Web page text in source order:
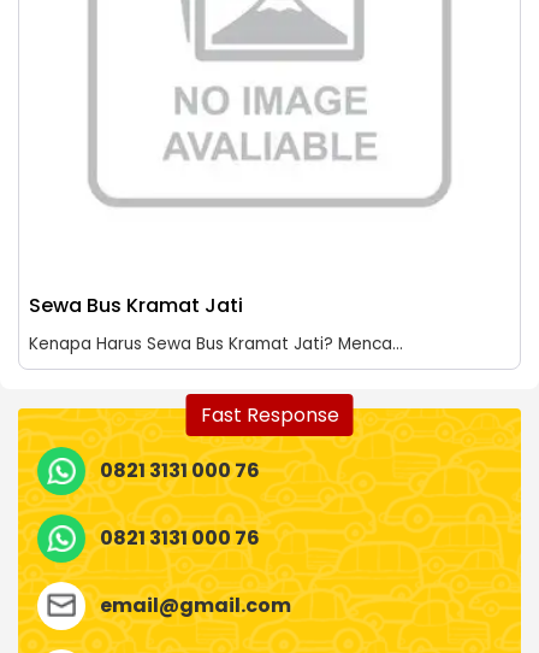
Sewa Bus Kramat Jati
Kenapa Harus Sewa Bus Kramat Jati? Menca...
Fast Response
0821 3131 000 76
0821 3131 000 76
email@gmail.com